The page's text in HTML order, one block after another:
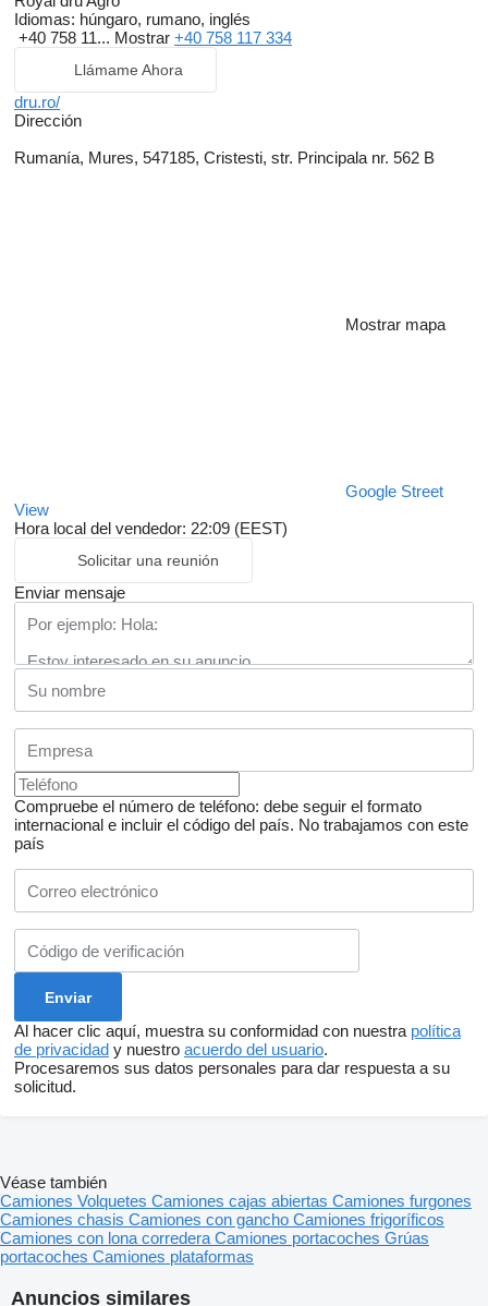
Idiomas: húngaro, rumano, inglés
+40 758 11... Mostrar +40 758 117 334
Llámame Ahora
dru.ro/
Dirección
Rumanía, Mures, 547185, Cristesti, str. Principala nr. 562 B
Mostrar mapa
Google Street
View
Hora local del vendedor: 22:09 (EEST)
Solicitar una reunión
Enviar mensaje
Compruebe el número de teléfono: debe seguir el formato
internacional e incluir el código del país. No trabajamos con este
país
Al hacer clic aquí, muestra su conformidad con nuestra política
de privacidad y nuestro acuerdo del usuario.
Procesaremos sus datos personales para dar respuesta a su
solicitud.
Anuncios similares
Véase también
Camiones Volquetes Camiones cajas abiertas Camiones furgones
Camiones chasis Camiones con gancho Camiones frigoríficos
Camiones con lona corredera Camiones portacoches Grúas
portacoches Camiones plataformas